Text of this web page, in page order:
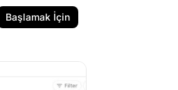
Başlamak İçin